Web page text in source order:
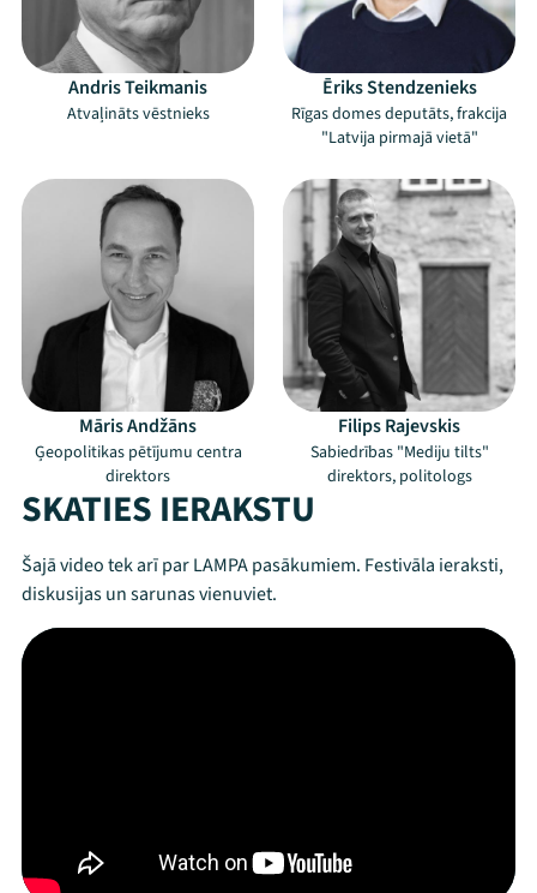
Andris Teikmanis
Atvaļināts vēstnieks
Ēriks Stendzenieks
Rīgas domes deputāts, frakcija
"Latvija pirmajā vietā"
Māris Andžāns
Ģeopolitikas pētījumu centra
direktors
Filips Rajevskis
Sabiedrības "Mediju tilts"
direktors, politologs
SKATIES IERAKSTU
Šajā video tek arī par LAMPA pasākumiem. Festivāla ieraksti,
diskusijas un sarunas vienuviet.